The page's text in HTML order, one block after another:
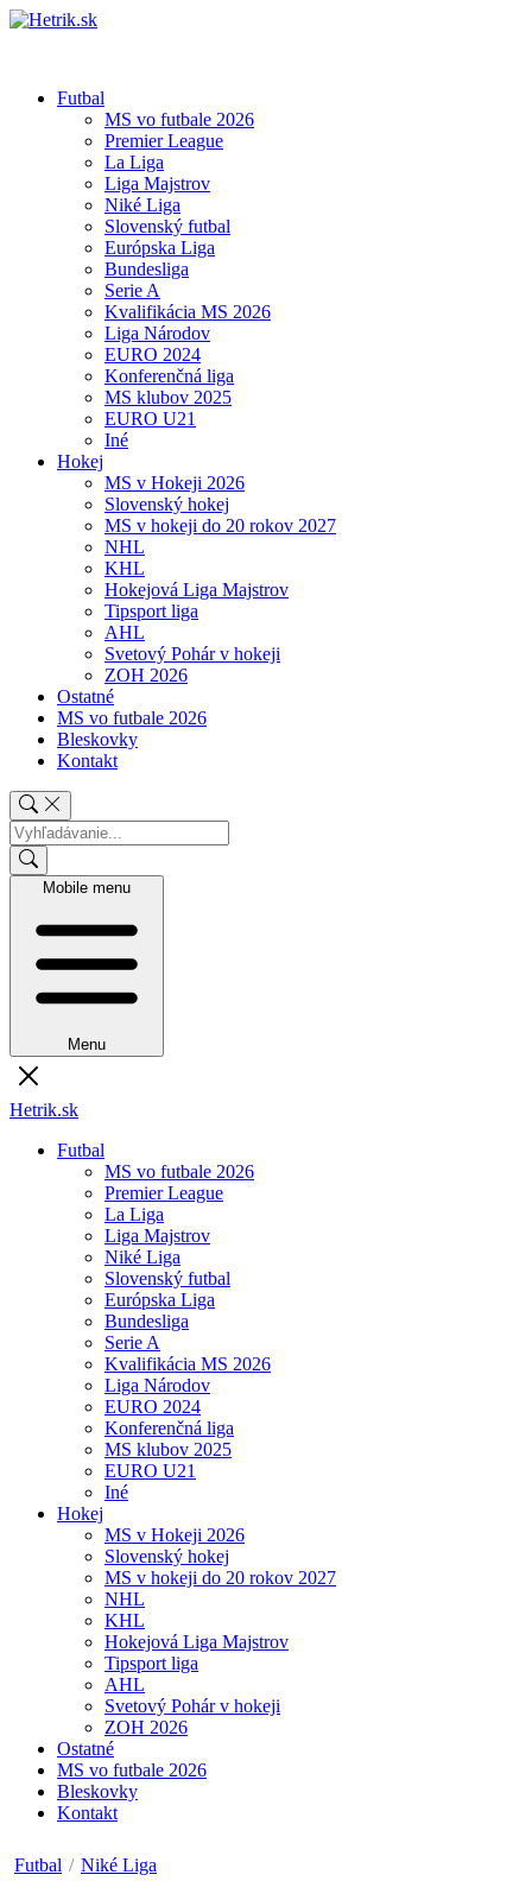
Futbal
MS vo futbale 2026
Premier League
La Liga
Liga Majstrov
Niké Liga
Slovenský futbal
Európska Liga
Bundesliga
Serie A
Kvalifikácia MS 2026
Liga Národov
EURO 2024
Konferenčná liga
MS klubov 2025
EURO U21
Iné
Hokej
MS v Hokeji 2026
Slovenský hokej
MS v hokeji do 20 rokov 2027
NHL
KHL
Hokejová Liga Majstrov
Tipsport liga
AHL
Svetový Pohár v hokeji
ZOH 2026
Ostatné
MS vo futbale 2026
Bleskovky
Kontakt
Mobile menu
Menu
Hetrik.sk
Futbal
MS vo futbale 2026
Premier League
La Liga
Liga Majstrov
Niké Liga
Slovenský futbal
Európska Liga
Bundesliga
Serie A
Kvalifikácia MS 2026
Liga Národov
EURO 2024
Konferenčná liga
MS klubov 2025
EURO U21
Iné
Hokej
MS v Hokeji 2026
Slovenský hokej
MS v hokeji do 20 rokov 2027
NHL
KHL
Hokejová Liga Majstrov
Tipsport liga
AHL
Svetový Pohár v hokeji
ZOH 2026
Ostatné
MS vo futbale 2026
Bleskovky
Kontakt
Futbal / Niké Liga